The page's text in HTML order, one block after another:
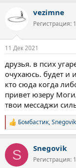
vezimne
Регистрация:
11 Дек 2021
друзья. в псих
очухаюсь. будет и
кто сюда когда
привет юзеру
твои мессаджи
Р
е
к
и
Бомбастик,Snegovik
S Snegovik
Регистрация: